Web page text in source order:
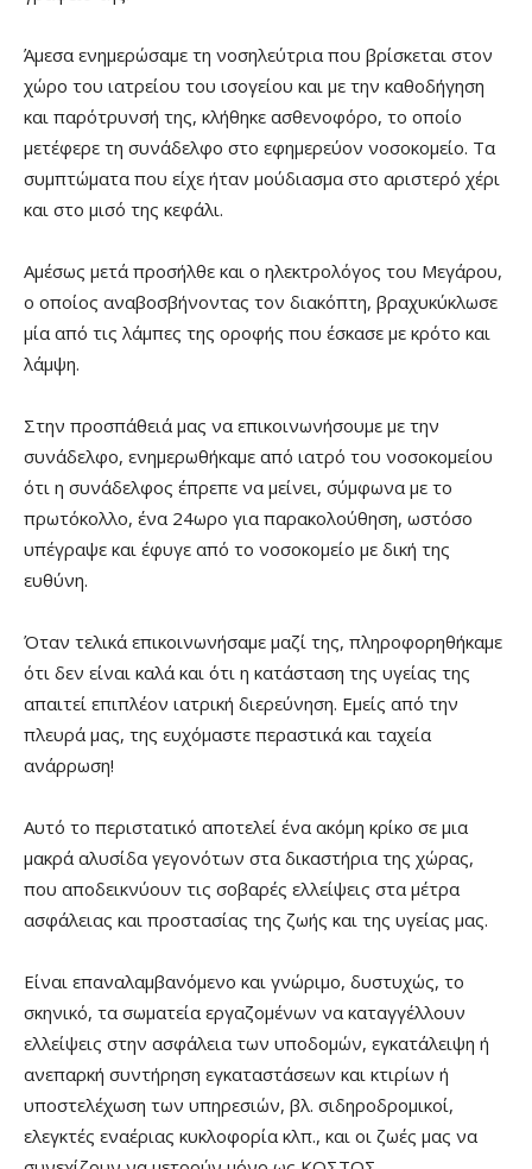
Άμεσα ενημερώσαμε τη νοσηλεύτρια που βρίσκεται στον
χώρο του ιατρείου του ισογείου και με την καθοδήγηση
και παρότρυνσή της, κλήθηκε ασθενοφόρο, το οποίο
μετέφερε τη συνάδελφο στο εφημερεύον νοσοκομείο. Τα
συμπτώματα που είχε ήταν μούδιασμα στο αριστερό χέρι
και στο μισό της κεφάλι.
Αμέσως μετά προσήλθε και ο ηλεκτρολόγος του Μεγάρου,
ο οποίος αναβοσβήνοντας τον διακόπτη, βραχυκύκλωσε
μία από τις λάμπες της οροφής που έσκασε με κρότο και
λάμψη.
Στην προσπάθειά μας να επικοινωνήσουμε με την
συνάδελφο, ενημερωθήκαμε από ιατρό του νοσοκομείου
ότι η συνάδελφος έπρεπε να μείνει, σύμφωνα με το
πρωτόκολλο, ένα 24ωρο για παρακολούθηση, ωστόσο
υπέγραψε και έφυγε από το νοσοκομείο με δική της
ευθύνη.
Όταν τελικά επικοινωνήσαμε μαζί της, πληροφορηθήκαμε
ότι δεν είναι καλά και ότι η κατάσταση της υγείας της
απαιτεί επιπλέον ιατρική διερεύνηση. Εμείς από την
πλευρά μας, της ευχόμαστε περαστικά και ταχεία
ανάρρωση!
Αυτό το περιστατικό αποτελεί ένα ακόμη κρίκο σε μια
μακρά αλυσίδα γεγονότων στα δικαστήρια της χώρας,
που αποδεικνύουν τις σοβαρές ελλείψεις στα μέτρα
ασφάλειας και προστασίας της ζωής και της υγείας μας.
Είναι επαναλαμβανόμενο και γνώριμο, δυστυχώς, το
σκηνικό, τα σωματεία εργαζομένων να καταγγέλλουν
ελλείψεις στην ασφάλεια των υποδομών, εγκατάλειψη ή
ανεπαρκή συντήρηση εγκαταστάσεων και κτιρίων ή
υποστελέχωση των υπηρεσιών, βλ. σιδηροδρομικοί,
ελεγκτές εναέριας κυκλοφορία κλπ., και οι ζωές μας να